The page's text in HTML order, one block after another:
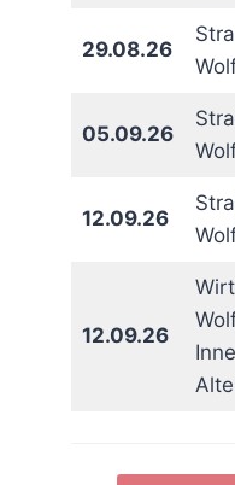
29.08.26
05.09.26
12.09.26
12.09.26